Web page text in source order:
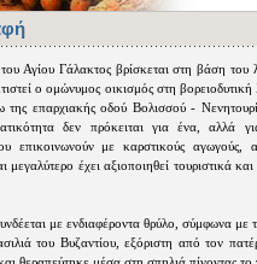
Αγίου Γάλακτος βρίσκεται στη βάση
ο ομώνυμος οικισμός στη
της επαρχιακής οδού Βολισσού -
δεν πρόκειται για ένα, αλλά
επικοινωνούν με καρστικούς αγωγούς,
μεγαλύτερο έχει αξιοποιηθεί τουριστικά και
με ενδιαφέροντα θρύλο, σύμφωνα με
του Βυζαντίου, εξόριστη από τον